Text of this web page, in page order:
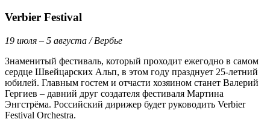
Verbier Festival
19 июля – 5 августа / Вербье
Знаменитый фестиваль, который проходит ежегодно в самом
сердце Швейцарских Альп, в этом году празднует 25-летний
юбилей. Главным гостем и отчасти хозяином станет Валерий
Гергиев – давний друг создателя фестиваля Мартина
Энгстрёма. Российский дирижер будет руководить Verbier
Festival Orchestra.